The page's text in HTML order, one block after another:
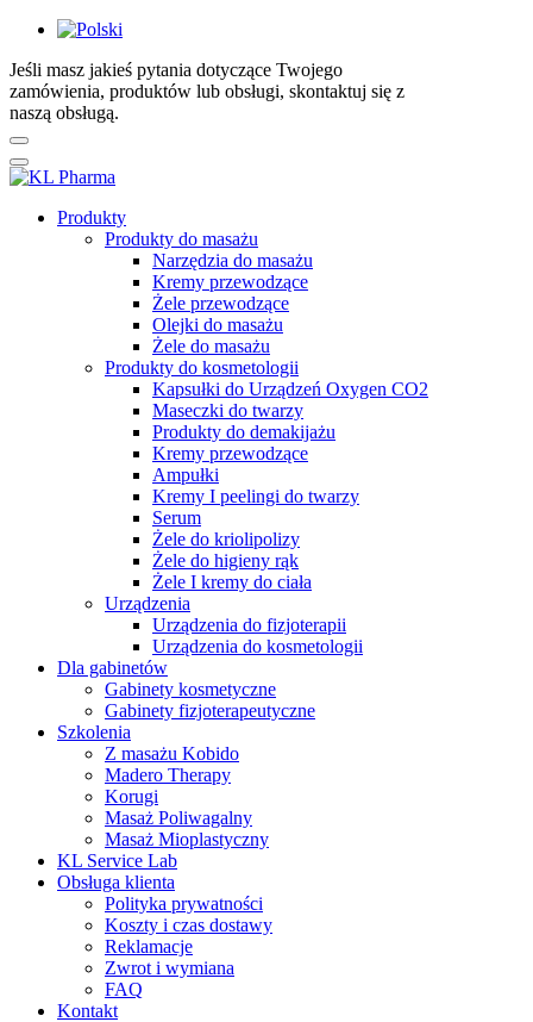
Jeśli masz jakieś pytania dotyczące Twojego
zamówienia, produktów lub obsługi, skontaktuj się z
naszą obsługą.
Produkty
Produkty do masażu
Narzędzia do masażu
Kremy przewodzące
Żele przewodzące
Olejki do masażu
Żele do masażu
Produkty do kosmetologii
Kapsułki do Urządzeń Oxygen CO2
Maseczki do twarzy
Produkty do demakijażu
Kremy przewodzące
Ampułki
Kremy I peelingi do twarzy
Serum
Żele do kriolipolizy
Żele do higieny rąk
Żele I kremy do ciała
Urządzenia
Urządzenia do fizjoterapii
Urządzenia do kosmetologii
Dla gabinetów
Gabinety kosmetyczne
Gabinety fizjoterapeutyczne
Szkolenia
Z masażu Kobido
Madero Therapy
Korugi
Masaż Poliwagalny
Masaż Mioplastyczny
KL Service Lab
Obsługa klienta
Polityka prywatności
Koszty i czas dostawy
Reklamacje
Zwrot i wymiana
FAQ
Kontakt